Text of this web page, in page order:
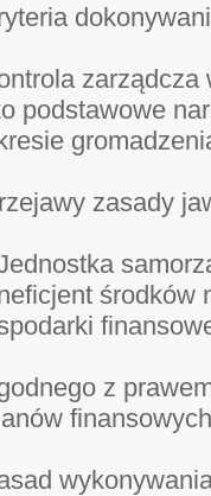
podstawowe
zasady
środków
z